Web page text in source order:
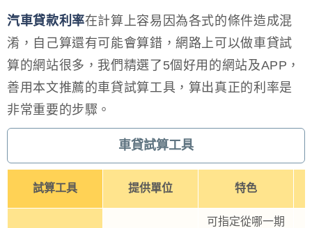
汽車貸款利率在計算上容易因為各式的條件造成混
淆，自己算還有可能會算錯，網路上可以做車貸試
算的網站很多，我們精選了5個好用的網站及APP，
善用本文推薦的車貸試算工具，算出真正的利率是
非常重要的步驟。
車貸試算工具
試算工具 提供單位 特色
可指定從哪一期